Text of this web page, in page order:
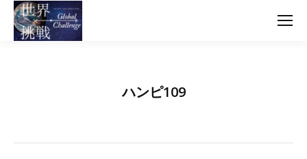
ハンピ109